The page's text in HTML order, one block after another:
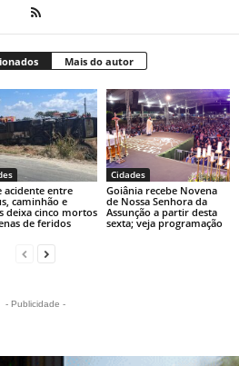
Mais do autor
acidente entre
caminhão e
deixa cinco mortos
de feridos
Cidades
Goiânia recebe Novena
de Nossa Senhora da
Assunção a partir desta
sexta; veja programação
- Publicidade -